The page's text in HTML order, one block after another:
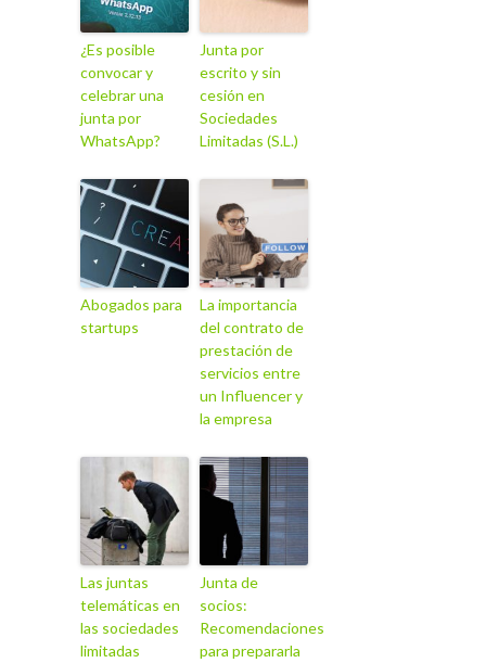
¿Es posible
convocar y
celebrar una
junta por
WhatsApp?
Junta por
escrito y sin
cesión en
Sociedades
Limitadas (S.L.)
Abogados para
startups
La importancia
del contrato de
prestación de
servicios entre
un Influencer y
la empresa
Las juntas
telemáticas en
las sociedades
limitadas
Junta de
socios:
Recomendaciones
para prepararla